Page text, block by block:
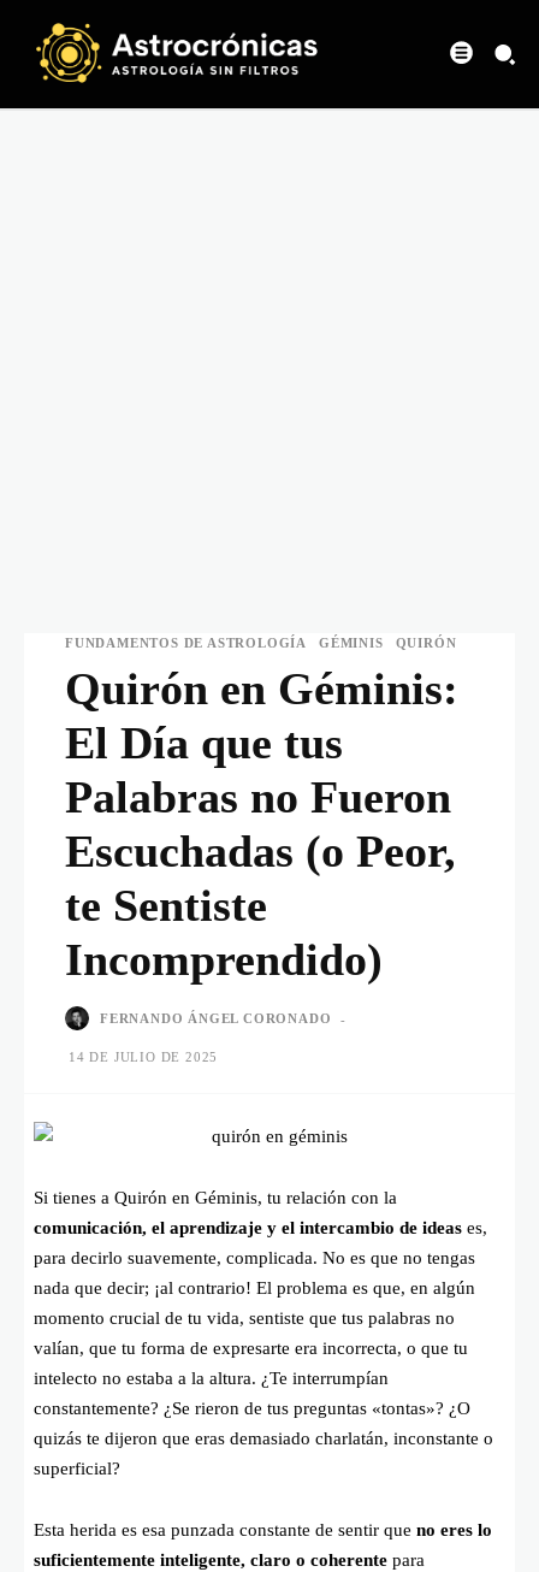
FUNDAMENTOS DE ASTROLOGÍA GÉMINIS QUIRÓN
Quirón en Géminis:
El Día que tus
Palabras no Fueron
Escuchadas (o Peor,
te Sentiste
Incomprendido)
FERNANDO ÁNGEL CORONADO -
14 DE JULIO DE 2025
Si tienes a Quirón en Géminis, tu relación con la
comunicación, el aprendizaje y el intercambio de ideas es,
para decirlo suavemente, complicada. No es que no tengas
nada que decir; ¡al contrario! El problema es que, en algún
momento crucial de tu vida, sentiste que tus palabras no
valían, que tu forma de expresarte era incorrecta, o que tu
intelecto no estaba a la altura. ¿Te interrumpían
constantemente? ¿Se rieron de tus preguntas «tontas»? ¿O
quizás te dijeron que eras demasiado charlatán, inconstante o
superficial?
Esta herida es esa punzada constante de sentir que no eres lo
suficientemente inteligente, claro o coherente para